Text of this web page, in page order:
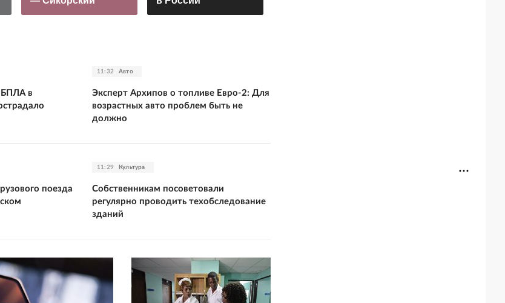
БПЛА в
11:32 Авто
Эксперт Архипов о топливе Евро-2: Для
возрастных авто проблем быть не
должно
поезда
11:29 Культура
Собственникам посоветовали
регулярно проводить техобследование
зданий